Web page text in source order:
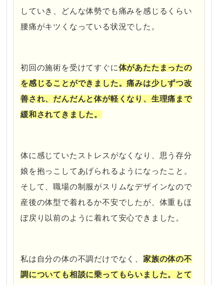
していき、どんな体勢でも痛みを感じるくらい
腰痛がキツくなっている状況でした。
初回の施術を受けてすぐに体があたたまったの
を感じることができました。痛みは少しずつ改
善され、だんだんと体が軽くなり、生理痛まで
緩和されてきました。
体に感じていたストレスがなくなり、思う存分
娘を抱っこしてあげられるようになったこと。
そして、職場の制服がスリムなデザインなので
産後の体型で着れるか不安でしたが、体重もほ
ぼ戻り以前のように着れて安心できました。
私は自分の体の不調だけでなく、家族の体の不
調についても相談に乗ってもらいました。とて